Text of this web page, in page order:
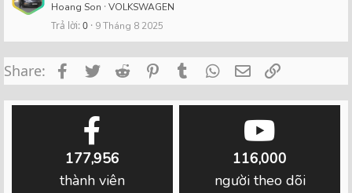
Hoang Son VOLKSWAGEN
Trả lời 0 9 Tháng 8 2025
Share: FacebookTwitterReddit PinterestTumblrWhatsApp
Email
177,956
thành viên
116,000
người theo dõi